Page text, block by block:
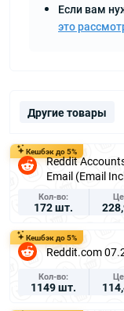
Если вам
это
Другие товары
Кешбэк до 5%
Reddit
Email (Email
Кол-во
172 шт.
Кешбэк до 5%
Reddit.com
Кол-во
1149 шт.